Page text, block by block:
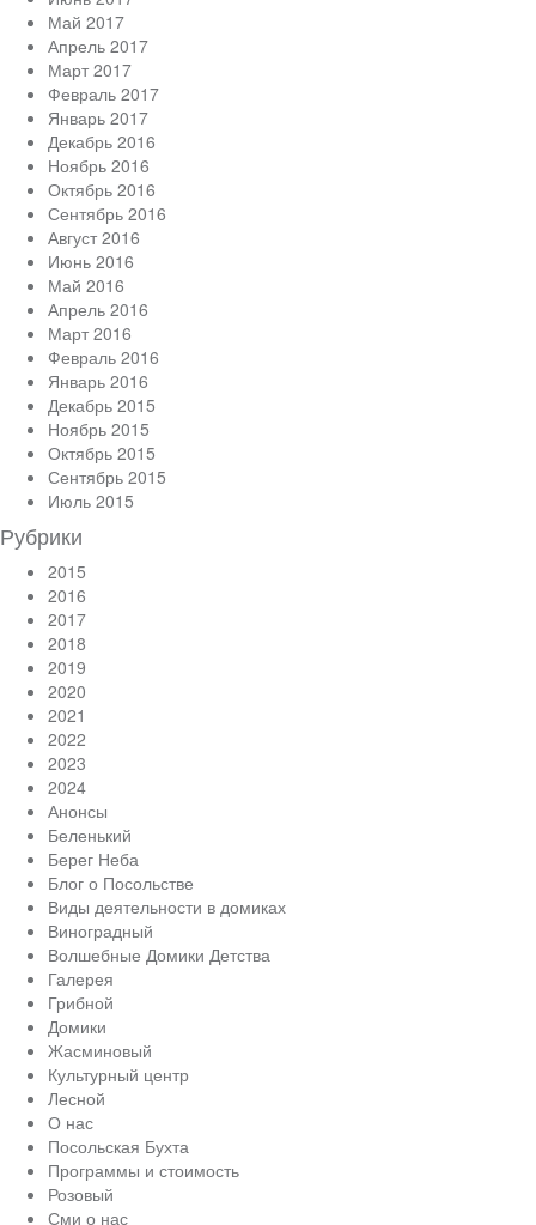
Май 2017
Апрель 2017
Март 2017
Февраль 2017
Январь 2017
Декабрь 2016
Ноябрь 2016
Октябрь 2016
Сентябрь 2016
Август 2016
Июнь 2016
Май 2016
Апрель 2016
Март 2016
Февраль 2016
Январь 2016
Декабрь 2015
Ноябрь 2015
Октябрь 2015
Сентябрь 2015
Июль 2015
Рубрики
2015
2016
2017
2018
2019
2020
2021
2022
2023
2024
Анонсы
Беленький
Берег Неба
Блог о Посольстве
Виды деятельности в домиках
Виноградный
Волшебные Домики Детства
Галерея
Грибной
Домики
Жасминовый
Культурный центр
Лесной
О нас
Посольская Бухта
Программы и стоимость
Розовый
Сми о нас